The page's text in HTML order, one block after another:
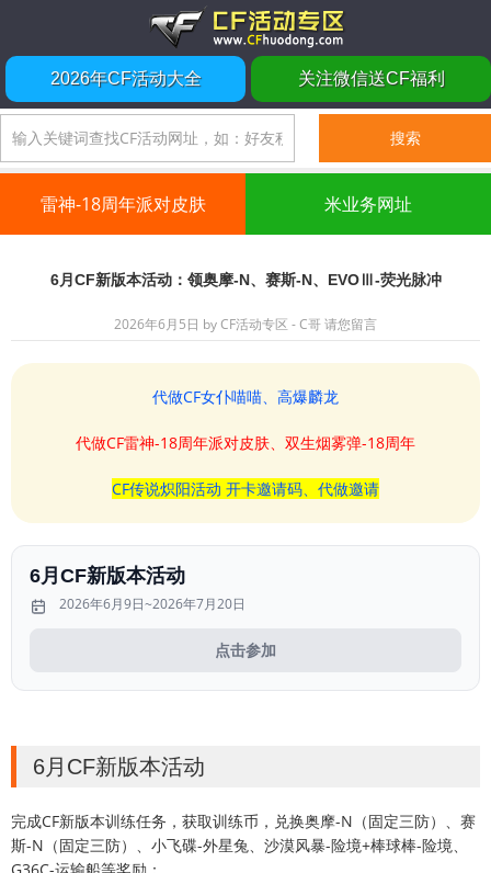
2026年CF活动大全 关注微信送CF福利
雷神-18周年派对皮肤 米业务网址
6月CF新版本活动：领奥摩-N、赛斯-N、EVOⅢ-荧光脉冲
2026年6月5日 byCF活动专区 - C哥请您留言
代做CF女仆喵喵、高爆麟龙
代做CF雷神-18周年派对皮肤、双生烟雾弹-18周年
CF传说炽阳活动 开卡邀请码、代做邀请
6月CF新版本活动
2026年6月9日~2026年7月20日
点击参加
6月CF新版本活动
完成CF新版本训练任务，获取训练币，兑换奥摩-N（固定三防）、赛
斯-N（固定三防）、小飞碟-外星兔、沙漠风暴-险境+棒球棒-险境、